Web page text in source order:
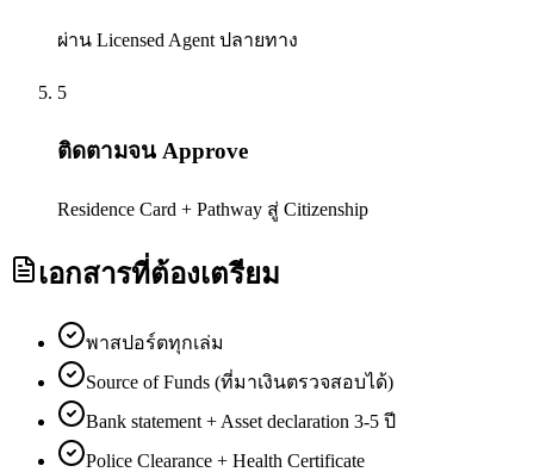
ผ่าน Licensed Agent ปลายทาง
5
ติดตามจน Approve
Residence Card + Pathway สู่ Citizenship
เอกสารที่ต้องเตรียม
พาสปอร์ตทุกเล่ม
Source of Funds (ที่มาเงินตรวจสอบได้)
Bank statement + Asset declaration 3-5 ปี
Police Clearance + Health Certificate